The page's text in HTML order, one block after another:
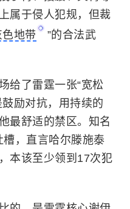
属于侵人犯规，但裁
色地带
”的合法武
给了雷霆一张“宽松
励对抗，用持续的
最舒适的禁区。知名
，直言哈尔滕施泰
本该至少领到17次犯